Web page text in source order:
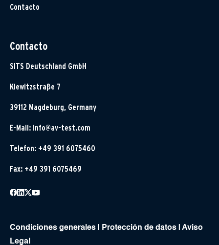
Contacto
Contacto
SITS Deutschland GmbH
Klewitzstraße 7
39112 Magdeburg, Germany
E-Mail: info@av-test.com
Telefon: +49 391 6075460
Fax: +49 391 6075469
Condiciones generales Protección de datos
Aviso
Legal